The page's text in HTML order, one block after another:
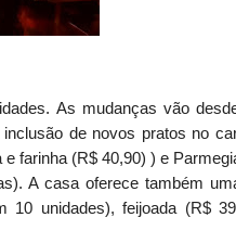
As mudanças vão
de novos pratos no
farinha (R$ 40,90) ) e
A casa oferece também
unidades), feijoada (R$